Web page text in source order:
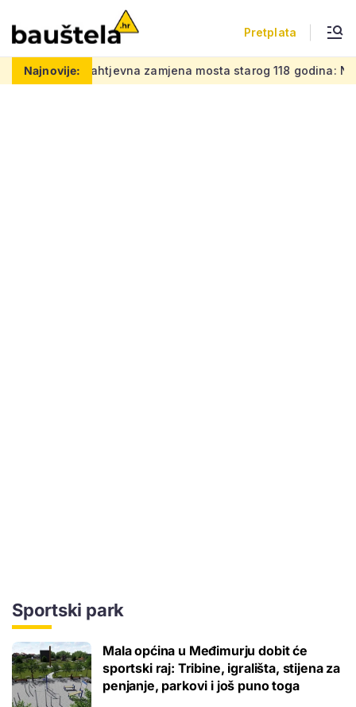
Pretplata
Najnovije:Zahtjevna zamjena mosta starog 118 godina: Novi
Sportski park
Mala općina u Međimurju dobit će
sportski raj: Tribine, igrališta, stijena za
penjanje, parkovi i još puno toga